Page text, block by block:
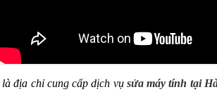
địa chỉ cung cấp dịch vụ sửa máy tính tại